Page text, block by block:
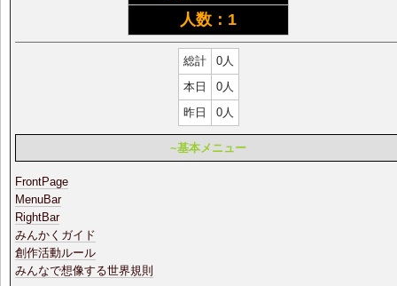
人数：1
総計
0人
本日
0人
昨日
0人
~基本メニュー
FrontPage
MenuBar
RightBar
みんかくガイド
創作活動ルール
みんなで想像する世界規則